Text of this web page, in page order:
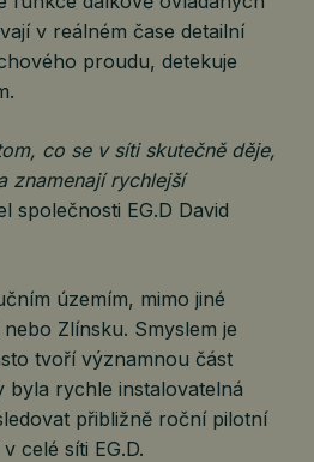
v reálném čase detailní
proudu, detekuje
co se v síti skutečně děje,
znamenají rychlejší
společnosti EG.D David
územím, mimo jiné
Zlínsku. Smyslem je
tvoří významnou část
byla rychle instalovatelná
přibližně roční pilotní
celé síti EG.D.